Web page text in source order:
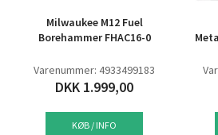
Milwaukee M12 Fuel
Borehammer FHAC16-0
Varenummer: 4933499183
DKK 1.999,00
KØB / INFO